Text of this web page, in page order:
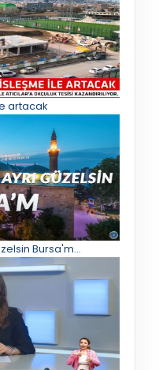
artacak
Bursa'm...